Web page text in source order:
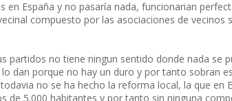
España y no pasaría nada, funcionarian
compuesto por las asociaciones de vecinos
partidos no tiene ningun sentido donde nada se
dan porque no hay un duro y por tanto sobran
no se ha hecho la reforma local, la que en
de 5.000 habitantes y por tanto sin ninguna